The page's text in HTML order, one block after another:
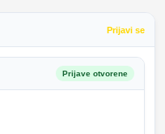
Prijavi se
Prijave otvorene